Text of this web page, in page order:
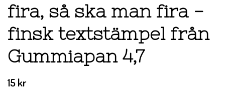
fira, så ska man fira -
finsk textstämpel från
Gummiapan 4,7
15 kr